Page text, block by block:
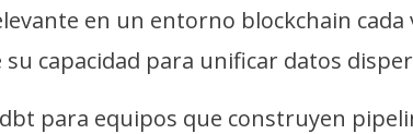
en un entorno blockchain
capacidad para unificar datos
para equipos que construyen